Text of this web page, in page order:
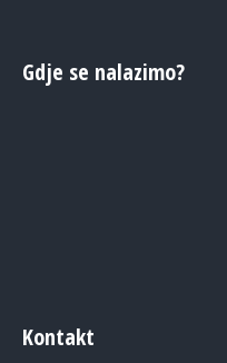
Gdje se nalazimo?
Kontakt